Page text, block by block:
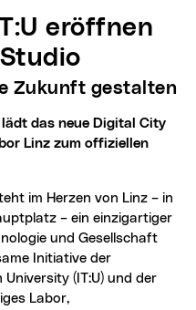
Zukunft gestalten
das neue Digital City
Linz zum offiziellen
– ein einzigartiger
und Gesellschaft
Initiative der
(IT:U) und der
Labor,